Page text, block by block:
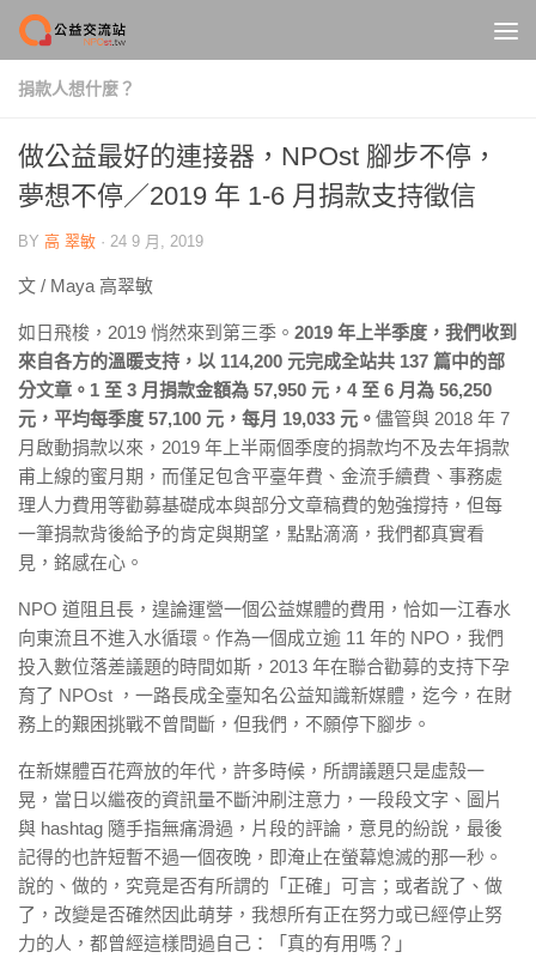
Skip to content
捐款人想什麼？
做公益最好的連接器，NPOst 腳步不停，
夢想不停／2019 年 1-6 月捐款支持徵信
BY 高 翠敏 · 24 9 月, 2019
文 / Maya 高翠敏
如日飛梭，2019 悄然來到第三季。 2019 年上半季度，我們收到
來自各方的溫暖支持，以 114,200 元完成全站共 137 篇中的部
分文章。1 至 3 月捐款金額為 57,950 元，4 至 6 月為 56,250
元，平均每季度 57,100 元，每月 19,033 元。 儘管與 2018 年 7
月啟動捐款以來，2019 年上半兩個季度的捐款均不及去年捐款
甫上線的蜜月期，而僅足包含平臺年費、金流手續費、事務處
理人力費用等勸募基礎成本與部分文章稿費的勉強撐持，但每
一筆捐款背後給予的肯定與期望，點點滴滴，我們都真實看
見，銘感在心。
NPO 道阻且長，遑論運營一個公益媒體的費用，恰如一江春水
向東流且不進入水循環。作為一個成立逾 11 年的 NPO，我們
投入數位落差議題的時間如斯，2013 年在聯合勸募的支持下孕
育了 NPOst ，一路長成全臺知名公益知識新媒體，迄今，在財
務上的艱困挑戰不曾間斷，但我們，不願停下腳步。
在新媒體百花齊放的年代，許多時候，所謂議題只是虛殼一
晃，當日以繼夜的資訊量不斷沖刷注意力，一段段文字、圖片
與 hashtag 隨手指無痛滑過，片段的評論，意見的紛說，最後
記得的也許短暫不過一個夜晚，即淹止在螢幕熄滅的那一秒。
說的、做的，究竟是否有所謂的「正確」可言；或者說了、做
了，改變是否確然因此萌芽，我想所有正在努力或已經停止努
力的人，都曾經這樣問過自己：「真的有用嗎？」